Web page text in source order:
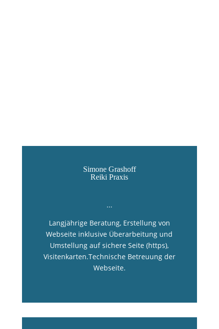
Simone Grashoff
Reiki Praxis
...
Langjährige Beratung, Erstellung von
Webseite inklusive Überarbeitung und
Umstellung auf sichere Seite (https),
Visitenkarten.Technische Betreuung der
Webseite.